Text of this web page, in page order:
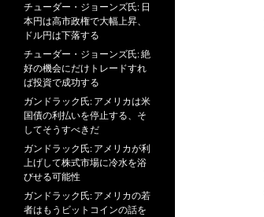
チューダー・ジョーンズ氏: 日
本円は高市政権で大幅上昇、
ドル円は下落する
チューダー・ジョーンズ氏: 絶
好の機会にだけトレードすれ
ば投資で成功する
ガンドラック氏: アメリカは米
国債の利払いを停止する、そ
してそうすべきだ
ガンドラック氏: アメリカが利
上げして株式市場に冷水を浴
びせる可能性
ガンドラック氏: アメリカの若
者はもうビットコインの話を